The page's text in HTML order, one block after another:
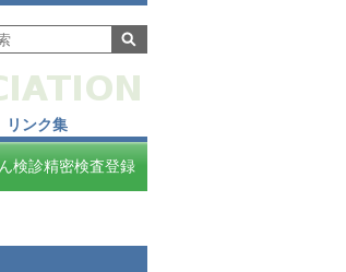
リンク集
検診精密検査登録